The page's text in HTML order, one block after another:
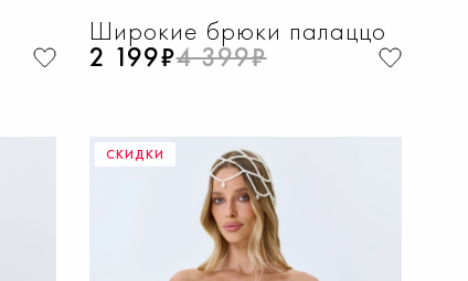
Широкие брюки палаццо
2 199₽4 399₽
СКИДКИ